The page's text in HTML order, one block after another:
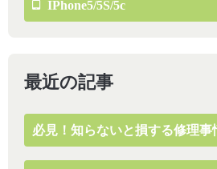
IPhone5/5S/5c
最近の記事
必見！知らないと損する修理事